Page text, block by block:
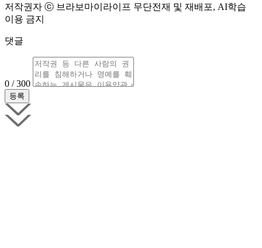
저작권자 ⓒ 브라보마이라이프 무단전재 및 재배포, AI학습
이용 금지
댓글
0 / 300